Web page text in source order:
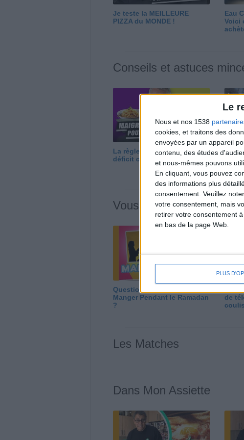
Le
Nous et nos 1538
cookies, et traitons des
envoyées par un appareil
contenu, des études
et nous-mêmes pouvons
En cliquant, vous pouvez
des informations plus
consentement. Veuillez
votre consentement, mais
retirer votre consentement
en bas de la page Web.
PLUS
Je teste la MEILLEURE
PIZZA du MONDE !
Eau
Voici
Conseils et astuces
La règle N°1 pour maigrir : le
déficit calorique
est
Vous m'avez demandé
Question/Réponse : Que
Manger Pendant le Ramadan
?
de
Les Matches
Dans Mon Assiette